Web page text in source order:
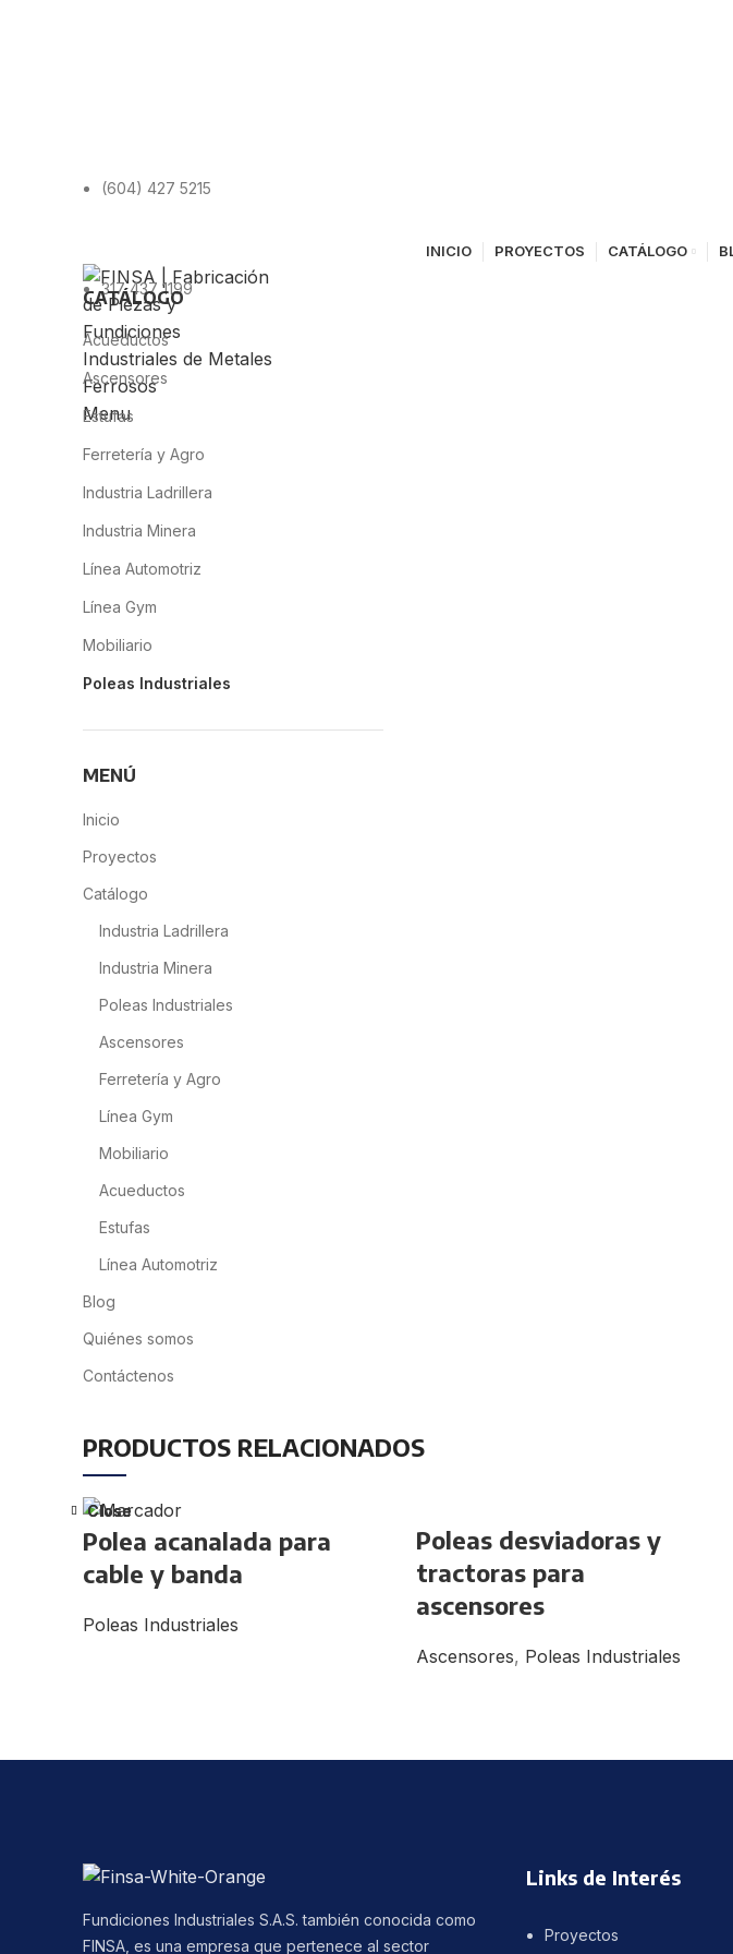
(604) 427 5215
317 437 1199
INICIO PROYECTOS CATÁLOGO
Menu
CATÁLOGO
Acueductos
Ascensores
Estufas
Ferretería y Agro
Industria Ladrillera
Industria Minera
Línea Automotriz
Línea Gym
Mobiliario
Poleas Industriales
MENÚ
Inicio
Proyectos
Catálogo
Industria Ladrillera
Industria Minera
Poleas Industriales
Ascensores
Ferretería y Agro
Línea Gym
Mobiliario
Acueductos
Estufas
Línea Automotriz
Blog
Quiénes somos
Contáctenos
PRODUCTOS RELACIONADOS
Close
Polea acanalada para
cable y banda
Poleas Industriales
Close
Poleas desviadoras y
tractoras para
ascensores
Ascensores, Poleas Industriales
Fundiciones Industriales S.A.S. también conocida como
FINSA, es una empresa que pertenece al sector
Links de Interés
Proyectos